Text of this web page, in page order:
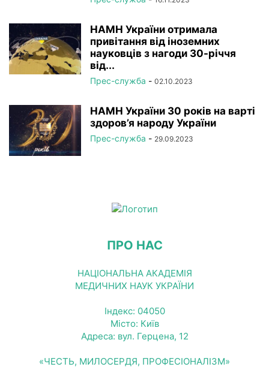
НАМН України отримала
привітання від іноземних
науковців з нагоди 30-річчя
від...
Прес-служба - 02.10.2023
НАМН України 30 років на варті
здоров’я народу України
Прес-служба - 29.09.2023
ПРО НАС
НАЦІОНАЛЬНА АКАДЕМІЯ
МЕДИЧНИХ НАУК УКРАЇНИ
Індекс: 04050
Місто: Київ
Адреса: вул. Герцена, 12
«ЧЕСТЬ, МИЛОСЕРДЯ, ПРОФЕСІОНАЛІЗМ»